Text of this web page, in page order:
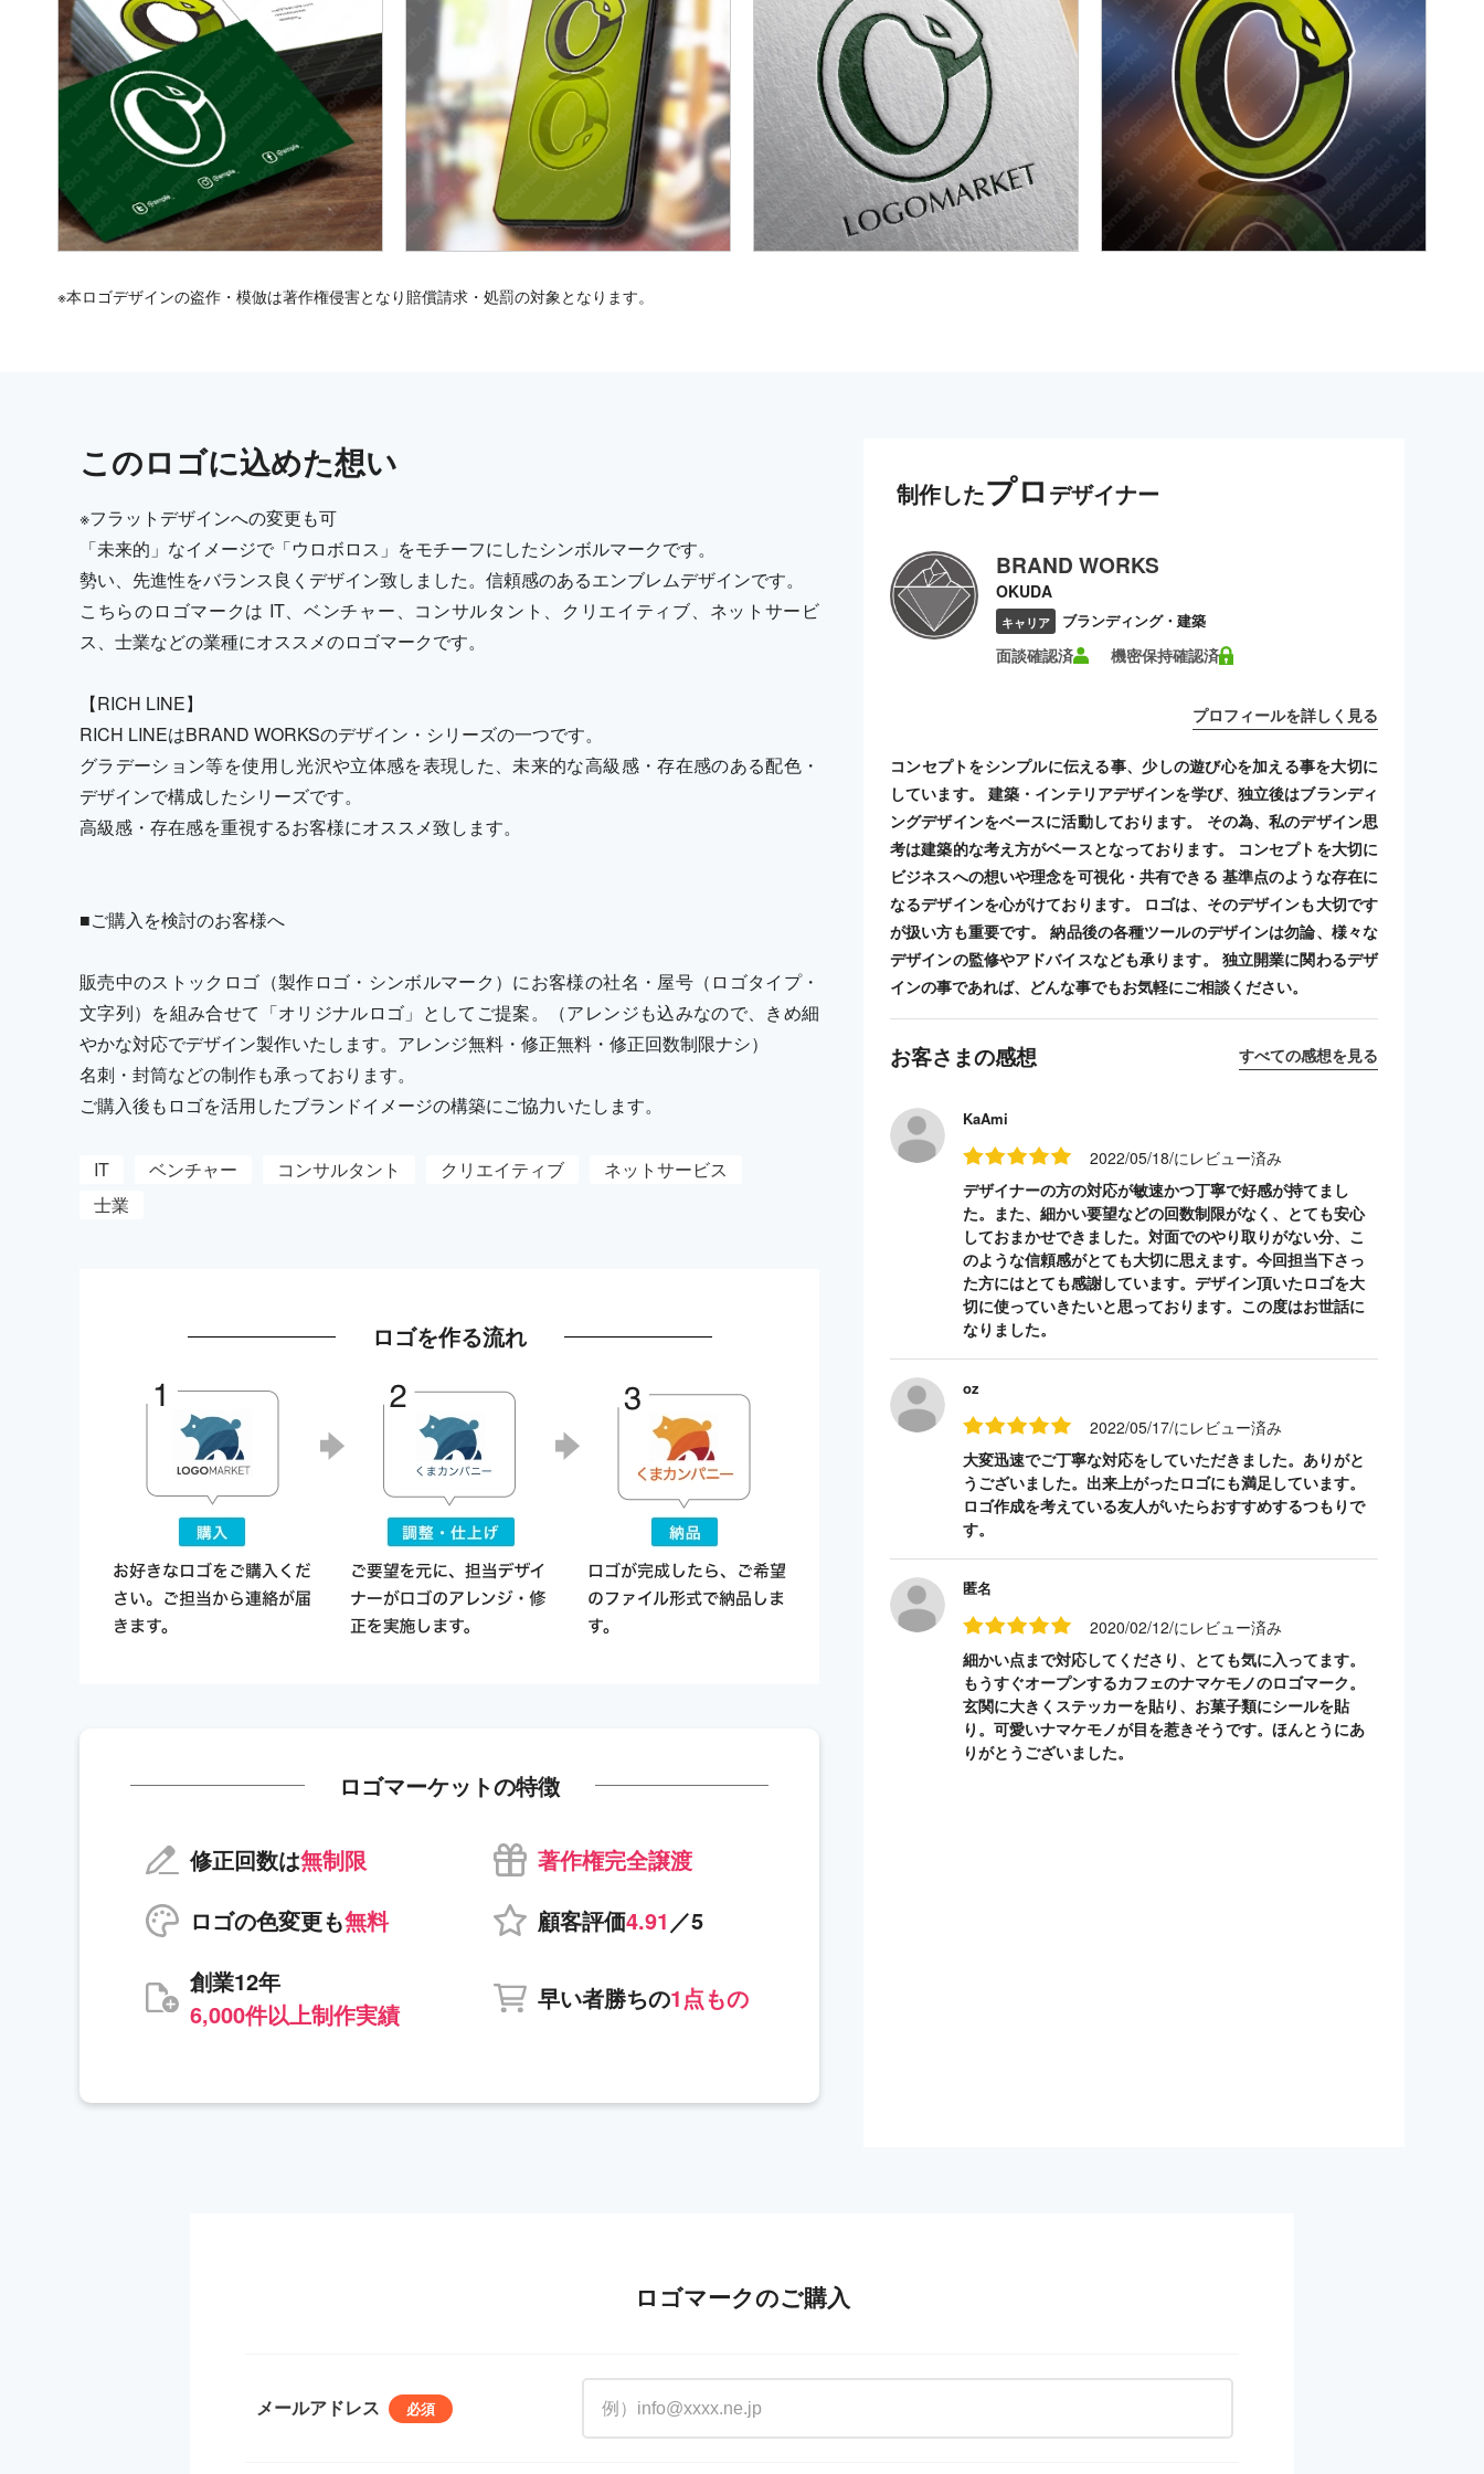
※本ロゴデザインの盗作・模倣は著作権侵害となり賠償請求・処罰の対象となります。
このロゴに込めた想い
※フラットデザインへの変更も可
「未来的」なイメージで「ウロボロス」をモチーフにしたシンボルマークです。
勢い、先進性をバランス良くデザイン致しました。信頼感のあるエンブレムデザインです。
こちらのロゴマークは IT、ベンチャー、コンサルタント、クリエイティブ、ネットサービ
ス、士業などの業種にオススメのロゴマークです。
【RICH LINE】
RICH LINEはBRAND WORKSのデザイン・シリーズの一つです。
グラデーション等を使用し光沢や立体感を表現した、未来的な高級感・存在感のある配色・
デザインで構成したシリーズです。
高級感・存在感を重視するお客様にオススメ致します。
■ご購入を検討のお客様へ
販売中のストックロゴ（製作ロゴ・シンボルマーク）にお客様の社名・屋号（ロゴタイプ・
文字列）を組み合せて「オリジナルロゴ」としてご提案。（アレンジも込みなので、きめ細
やかな対応でデザイン製作いたします。アレンジ無料・修正無料・修正回数制限ナシ）
名刺・封筒などの制作も承っております。
ご購入後もロゴを活用したブランドイメージの構築にご協力いたします。
IT ベンチャー コンサルタント クリエイティブ
ネットサービス
士業
ロゴを作る流れ
ロゴマーケットの特徴
修正回数は無制限
著作権完全譲渡
ロゴの色変更も無料 顧客評価4.91 ／5
創業12年
6,000件以上制作実績
早い者勝ちの1点もの
制作したプロ デザイナー
BRAND WORKS
OKUDA
キャリア ブランディング・建築
面談確認済 機密保持確認済
プロフィールを詳しく見る
コンセプトをシンプルに伝える事、少しの遊び心を加える事を大切に
しています。 建築・インテリアデザインを学び、独立後はブランディ
ングデザインをベースに活動しております。 その為、私のデザイン思
考は建築的な考え方がベースとなっております。 コンセプトを大切に
ビジネスへの想いや理念を可視化・共有できる 基準点のような存在に
なるデザインを心がけております。 ロゴは、そのデザインも大切です
が扱い方も重要です。 納品後の各種ツールのデザインは勿論、様々な
デザインの監修やアドバイスなども承ります。 独立開業に関わるデザ
インの事であれば、どんな事でもお気軽にご相談ください。
お客さまの感想 すべての感想を見る
KaAmi
2022/05/18/にレビュー済み
デザイナーの方の対応が敏速かつ丁寧で好感が持てまし
た。また、細かい要望などの回数制限がなく、とても安心
しておまかせできました。対面でのやり取りがない分、こ
のような信頼感がとても大切に思えます。今回担当下さっ
た方にはとても感謝しています。デザイン頂いたロゴを大
切に使っていきたいと思っております。この度はお世話に
なりました。
oz
2022/05/17/にレビュー済み
大変迅速でご丁寧な対応をしていただきました。ありがと
うございました。出来上がったロゴにも満足しています。
ロゴ作成を考えている友人がいたらおすすめするつもりで
す。
匿名
2020/02/12/にレビュー済み
細かい点まで対応してくださり、とても気に入ってます。
もうすぐオープンするカフェのナマケモノのロゴマーク。
玄関に大きくステッカーを貼り、お菓子類にシールを貼
り。可愛いナマケモノが目を惹きそうです。ほんとうにあ
りがとうございました。
ロゴマークのご購入
メールアドレス